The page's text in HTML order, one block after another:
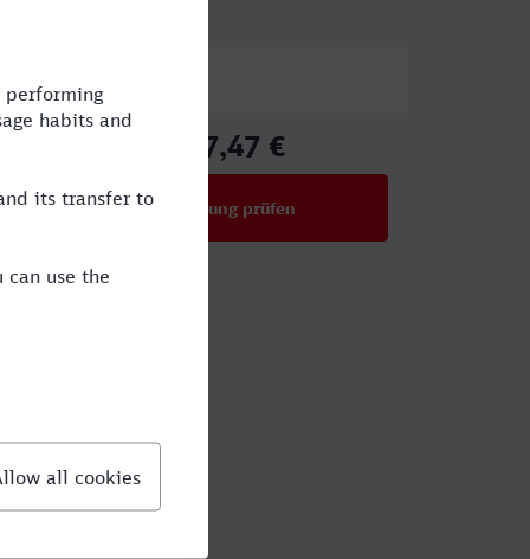
127,47 €
Verbindung prüfen